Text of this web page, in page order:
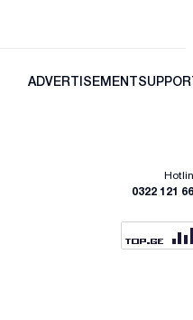
ADVERTISEMENT
0322 121